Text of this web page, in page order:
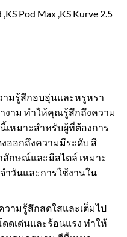
,KS Pod Max,KS Kurve 2.5
มรู้สึกอบอุ่นและหรูหรา
งาม ทำให้คุณรู้สึกถึงความ
เหมาะสำหรับผู้ที่ต้องการ
ออกถึงความมีระดับ สี
ลักษณ์และมีสไตล์ เหมาะ
ำวันและการใช้งานใน
ามรู้สึกสดใสและเต็มไป
ดเด่นและร้อนแรง ทำให้